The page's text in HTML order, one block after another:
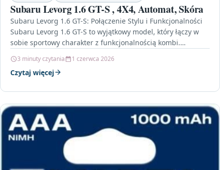
Subaru Levorg 1.6 GT-S , 4X4, Automat, Skóra
Subaru Levorg 1.6 GT-S: Połączenie Stylu i Funkcjonalności
Subaru Levorg 1.6 GT-S to wyjątkowy model, który łączy w
sobie sportowy charakter z funkcjonalnością kombi.…
3 minuty czytania 1 czerwca 2026
Czytaj więcej